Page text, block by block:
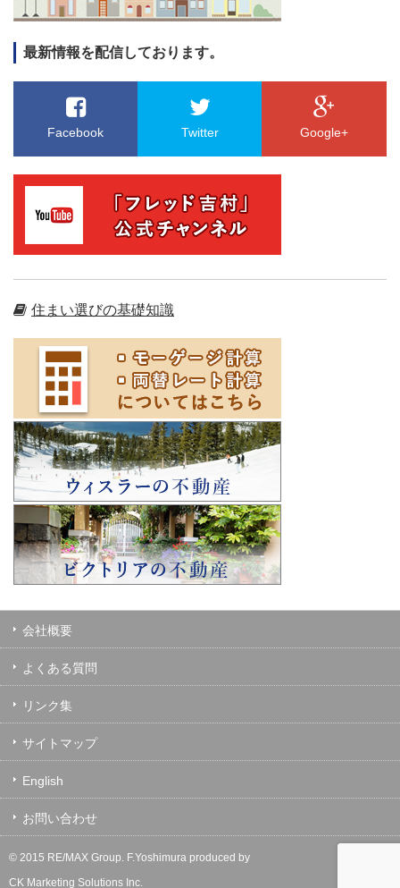
最新情報を配信しております。
Facebook Twitter Google+
住まい選びの基礎知識
会社概要
よくある質問
リンク集
サイトマップ
English
お問い合わせ
© 2015 RE/MAX Group. F.Yoshimura produced by
CK Marketing Solutions Inc.